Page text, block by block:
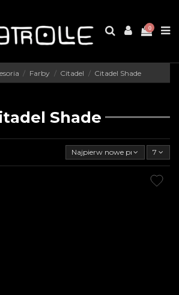
0
Farby Citadel Citadel Shade
Shade
Najpierw nowe produkty7